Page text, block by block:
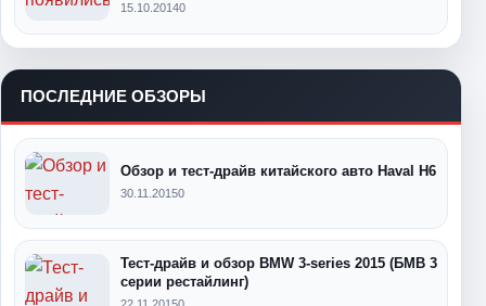
15.10.20140
ПОСЛЕДНИЕ ОБЗОРЫ
Обзор и тест-драйв китайского авто Haval H6
30.11.20150
Тест-драйв и обзор BMW 3-series 2015 (БМВ 3
серии рестайлинг)